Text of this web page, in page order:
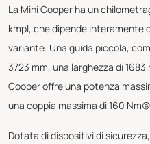
La Mini Cooper ha un
kmpl, che dipende interamente
variante. Una guida piccola,
3723 mm, una larghezza di
Cooper offre una potenza
una coppia massima di 160
Dotata di dispositivi di